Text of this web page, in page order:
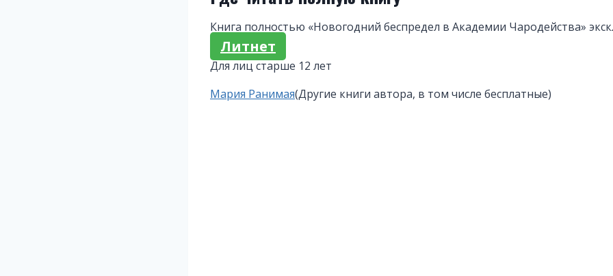
Книга полностью «Новогодний беспредел в Академии Чародейства»
Литнет
Для лиц старше 12 лет
Метки
Мария Ранимая(Другие книги автора, в том числе бесплатные)